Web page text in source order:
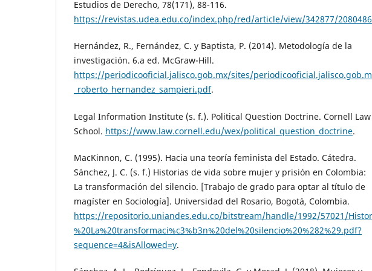
Estudios de Derecho, 78(171), 88-116.
https://revistas.udea.edu.co/index.php/red/article/view/342877/
Hernández, R., Fernández, C. y Baptista, P. (2014). Metodología de la
investigación. 6.a ed. McGraw-Hill.
https://periodicooficial.jalisco.gob.mx/sites/
_roberto_hernandez_sampieri.pdf.
Legal Information Institute (s. f.). Political Question Doctrine. Cornell Law
School. https://www.law.cornell.edu/wex/political_question_doctrine.
MacKinnon, C. (1995). Hacia una teoría feminista del Estado. Cátedra.
Sánchez, J. C. (s. f.) Historias de vida sobre mujer y prisión en Colombia:
La transformación del silencio. [Trabajo de grado para optar al título de
magíster en Sociología]. Universidad del Rosario, Bogotá, Colombia.
https://repositorio.uniandes.edu.co/bitstream/handle/1992/57021/
%20La%20transformaci%c3%b3n%20del%20silencio%20%282%29.pdf?
sequence=4&isAllowed=y.